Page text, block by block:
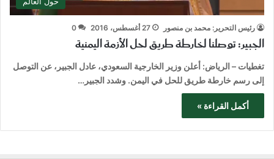
رئيس التحرير: محمد بن منصور 27 أغسطس، 2016 0
الجبير: توصلنا لخارطة طريق لحل الأزمة اليمنية
تغطيات – الرياض: أعلن وزير الخارجية السعودي، عادل الجبير، عن التوصل
إلى رسم خارطة طريق للحل في اليمن. وشدد الجبير…
أكمل القراءة »